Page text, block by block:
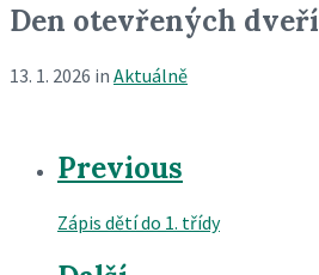
Den otevřených dveří
13. 1. 2026 in Aktuálně
Previous
Zápis dětí do 1. třídy